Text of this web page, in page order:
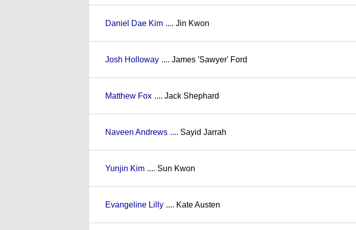
Daniel Dae Kim .... Jin Kwon
Josh Holloway .... James 'Sawyer' Ford
Matthew Fox .... Jack Shephard
Naveen Andrews .... Sayid Jarrah
Yunjin Kim .... Sun Kwon
Evangeline Lilly .... Kate Austen